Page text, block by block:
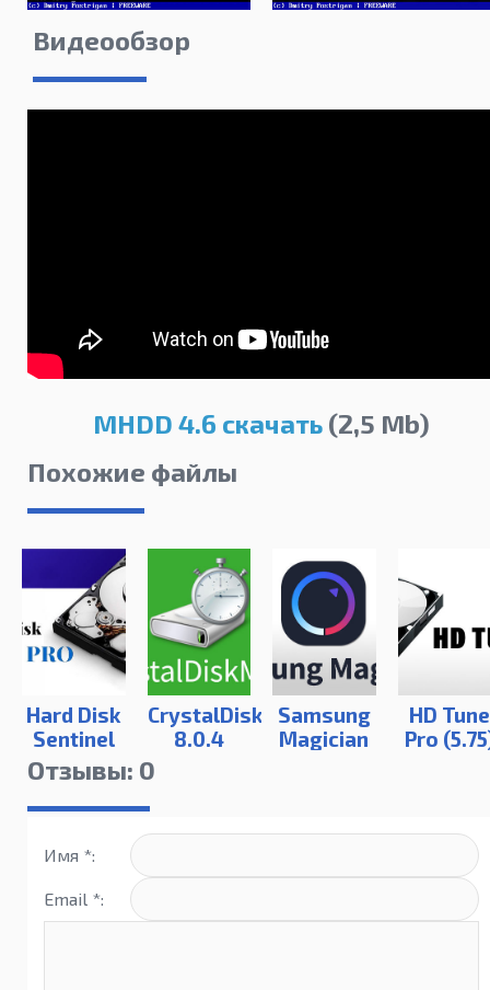
Видеообзор
MHDD 4.6 скачать (2,5 Mb)
Похожие файлы
Hard Disk
Sentinel
PRO
CrystalDiskMark
8.0.4
Samsung
Magician
HD Tune
Pro
Отзывы: 0
Имя *:
Email *: